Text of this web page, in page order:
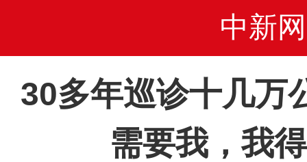
中新网
30多年巡诊十几万
需要我，我